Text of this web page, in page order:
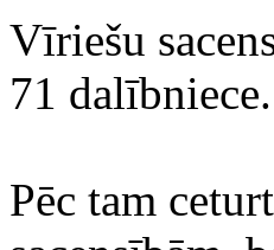
Vīriešu
71 dalībniece.
Pēc tam